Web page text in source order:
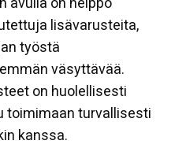
lisävarusteita,
työstä
väsyttävää.
on huolellisesti
toimimaan turvallisesti
kanssa.